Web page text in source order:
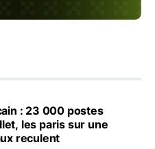
: 23 000 postes
les paris sur une
reculent